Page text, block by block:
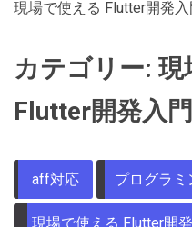
現場で使える Flutter開発入
カテゴリー:現
Flutter開発入門
aff対応 プログラミ
現場で使える Flutter開